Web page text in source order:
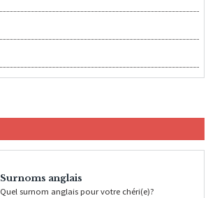
Surnoms anglais
Quel surnom anglais pour votre chéri(e)?